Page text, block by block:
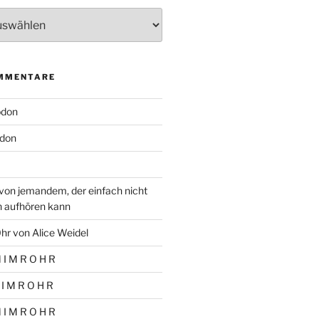
jemandem, der einfach nicht
aufhören kann
von Alice Weidel
I M R O H R
M R O H R
I M R O H R